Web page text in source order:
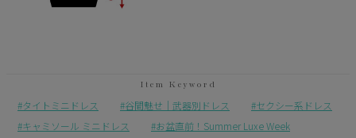
タイトミニドレス 谷間魅せ｜武器別ドレス
セクシー系ドレス
キャミソール ミニドレス
お盆直前！Summer Luxe Week